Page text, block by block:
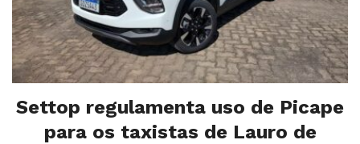
Settop regulamenta uso de Picape
para os taxistas de Lauro de